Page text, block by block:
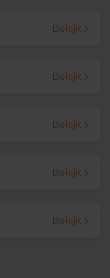
Bekijk
Bekijk
Bekijk
Bekijk
Bekijk